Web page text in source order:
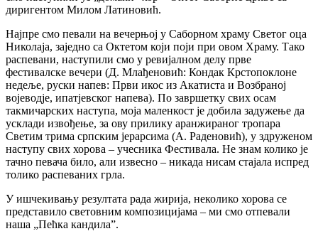
диригентом Милом Латиновић.
Најпре смо певали на вечерњој у Саборном храму Светог оца
Николаја, заједно са Октетом који поји при овом Храму. Тако
распевани, наступили смо у ревијалном делу прве
фестивалске вечери (Д. Млађеновић: Кондак Крстопоклоне
недеље, руски напев: Први икос из Акатиста и Возбраној
војеводје, ипатјевског напева). По завршетку свих осам
такмичарских наступа, моја маленкост је добила задужење да
усклади извођење, за ову прилику аранжираног тропара
Светим трима српским јерарсима (А. Раденовић), у здруженом
наступу свих хорова – учесника Фестивала. Не знам колико је
тачно певача било, али извесно – никада нисам стајала испред
толико распеваних грла.
У ишчекивању резултата рада жирија, неколико хорова се
представило световним композицијама – ми смо отпевали
наша „Пећка кандила”.